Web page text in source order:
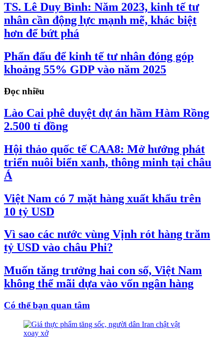
TS. Lê Duy Bình: Năm 2023, kinh tế tư
nhân cần động lực mạnh mẽ, khác biệt
hơn để bứt phá
Phấn đấu để kinh tế tư nhân đóng góp
khoảng 55% GDP vào năm 2025
Đọc nhiều
Lào Cai phê duyệt dự án hầm Hàm Rồng
2.500 tỉ đồng
Hội thảo quốc tế CAA8: Mở hướng phát
triển nuôi biển xanh, thông minh tại châu
Á
Việt Nam có 7 mặt hàng xuất khẩu trên
10 tỷ USD
Vì sao các nước vùng Vịnh rót hàng trăm
tỷ USD vào châu Phi?
Muốn tăng trưởng hai con số, Việt Nam
không thể mãi dựa vào vốn ngân hàng
Có thể bạn quan tâm